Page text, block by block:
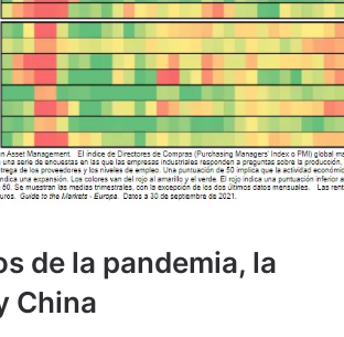
de la pandemia, la
China